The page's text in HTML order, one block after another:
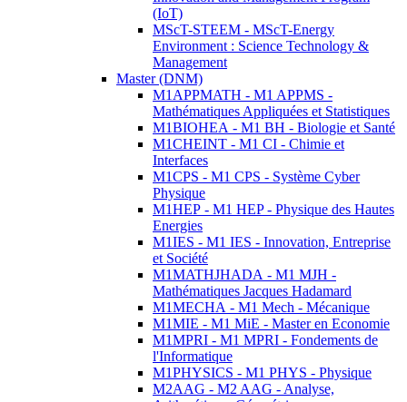
(IoT)
MScT-STEEM - MScT-Energy
Environment : Science Technology &
Management
Master (DNM)
M1APPMATH - M1 APPMS -
Mathématiques Appliquées et Statistiques
M1BIOHEA - M1 BH - Biologie et Santé
M1CHEINT - M1 CI - Chimie et
Interfaces
M1CPS - M1 CPS - Système Cyber
Physique
M1HEP - M1 HEP - Physique des Hautes
Energies
M1IES - M1 IES - Innovation, Entreprise
et Société
M1MATHJHADA - M1 MJH -
Mathématiques Jacques Hadamard
M1MECHA - M1 Mech - Mécanique
M1MIE - M1 MiE - Master en Economie
M1MPRI - M1 MPRI - Fondements de
l'Informatique
M1PHYSICS - M1 PHYS - Physique
M2AAG - M2 AAG - Analyse,